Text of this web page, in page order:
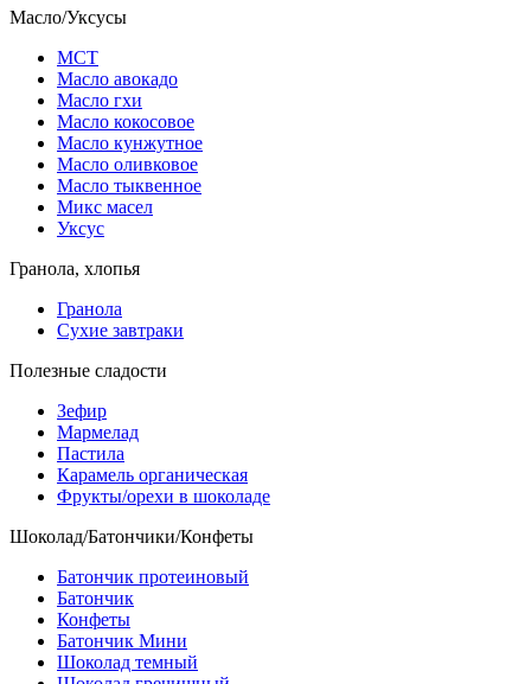
Масло/Уксусы
МСТ
Масло авокадо
Масло гхи
Масло кокосовое
Масло кунжутное
Масло оливковое
Масло тыквенное
Микс масел
Уксус
Гранола, хлопья
Гранола
Сухие завтраки
Полезные сладости
Зефир
Мармелад
Пастила
Карамель органическая
Фрукты/орехи в шоколаде
Шоколад/Батончики/Конфеты
Батончик протеиновый
Батончик
Конфеты
Батончик Мини
Шоколад темный